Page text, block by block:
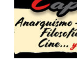
la Guerra civil.